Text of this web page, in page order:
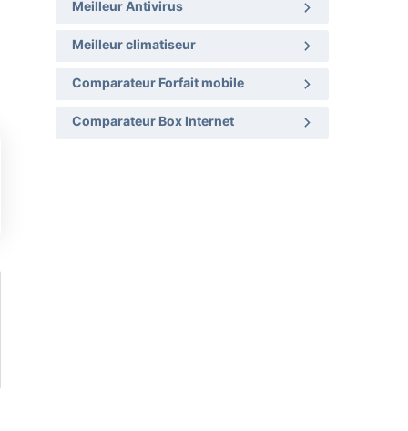
Meilleur Antivirus
Meilleur climatiseur
Comparateur Forfait mobile
Comparateur Box Internet